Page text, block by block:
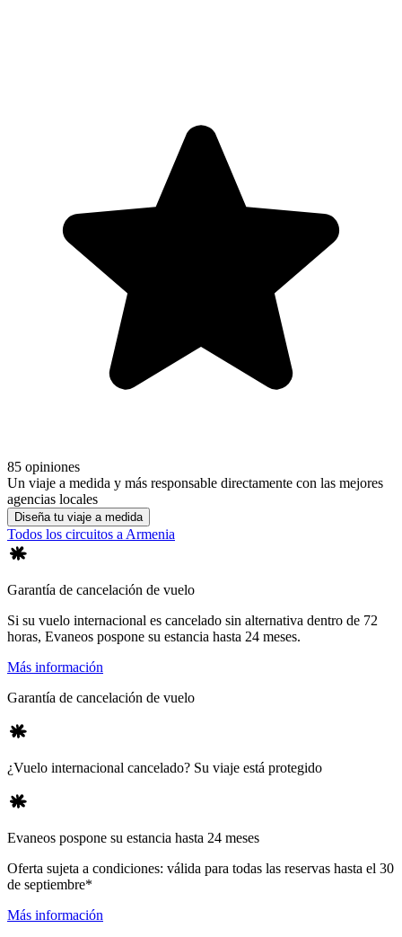
85 opiniones
Un viaje a medida y más responsable directamente con las mejores
agencias locales
Diseña tu viaje a medida
Todos los circuitos a Armenia
Garantía de cancelación de vuelo
Si su vuelo internacional es cancelado sin alternativa dentro de 72
horas, Evaneos pospone su estancia hasta 24 meses.
Más información
Garantía de cancelación de vuelo
¿Vuelo internacional cancelado? Su viaje está protegido
Evaneos pospone su estancia hasta 24 meses
Oferta sujeta a condiciones: válida para todas las reservas hasta el 30
de septiembre*
Más información